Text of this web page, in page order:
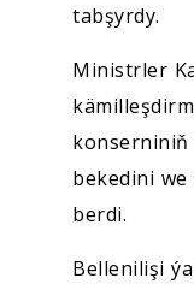
tabşyrdy.
Ministrler
konserniniň
bekedini
berdi.
Bellenilişi